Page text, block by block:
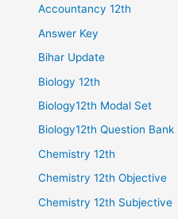
Accountancy 12th
Answer Key
Bihar Update
Biology 12th
Biology12th Modal Set
Biology12th Question Bank
Chemistry 12th
Chemistry 12th Objective
Chemistry 12th Subjective